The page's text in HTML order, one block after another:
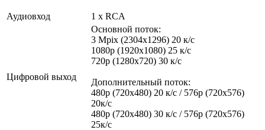
Аудиовход 1 х RCA
Цифровой выход
Основной поток:
3 Mpix (2304x1296) 20 к/с
1080p (1920x1080) 25 к/с
720p (1280x720) 30 к/с
Дополнительный поток:
480p (720x480) 20 к/с / 576p (720x576)
20к/с
480p (720x480) 30 к/с / 576p (720x576)
25к/с